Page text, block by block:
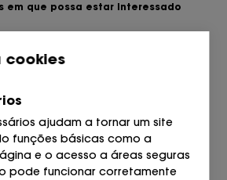
em que possa estar interessado
cookies
ajudam a tornar um site
funções básicas como a
e o acesso a áreas seguras
pode funcionar corretamente